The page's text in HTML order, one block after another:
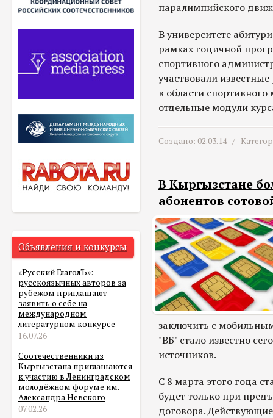
Объявления и конкурсы
«Русский ГлаголЪ»:
русскоязычных авторов за
рубежом приглашают
заявить о себе на
международном
литературном конкурсе
16.07.26
Соотечественники из
Кыргызстана приглашаются
к участию в Ленинградском
молодёжном форуме им.
Александра Невского
07.02.26
паралимпийского
В университете
рамках годичной
спортивного
участвовали
в области
отдельные модули
Создано: 02.03.14 /
В Кыргызстане
абонентов
заключить с
"ВБ" стало известно
источников.
С 8 марта этого года
будет только при
договора.